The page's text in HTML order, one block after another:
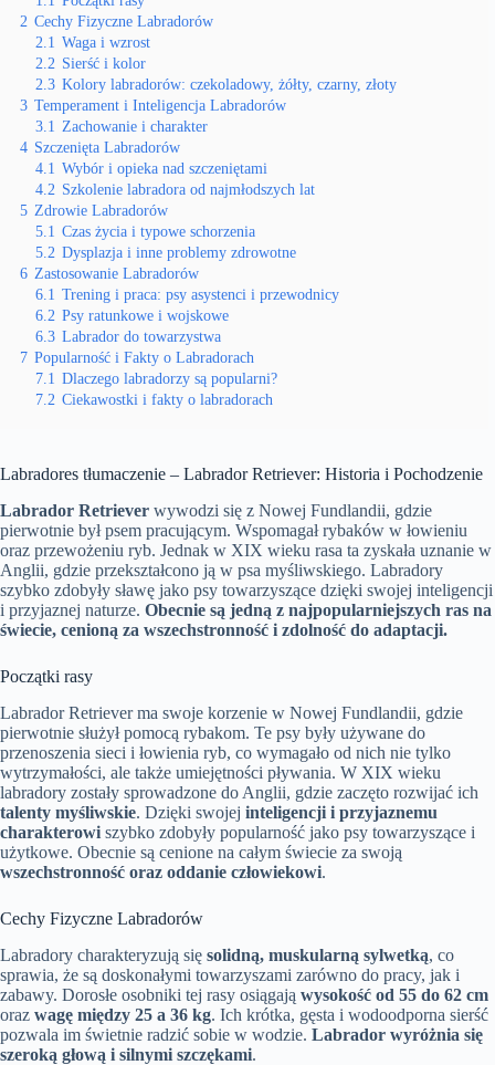
2 Cechy Fizyczne Labradorów
2.1 Waga i wzrost
2.2 Sierść i kolor
2.3 Kolory labradorów: czekoladowy, żółty, czarny, złoty
3 Temperament i Inteligencja Labradorów
3.1 Zachowanie i charakter
4 Szczenięta Labradorów
4.1 Wybór i opieka nad szczeniętami
4.2 Szkolenie labradora od najmłodszych lat
5 Zdrowie Labradorów
5.1 Czas życia i typowe schorzenia
5.2 Dysplazja i inne problemy zdrowotne
6 Zastosowanie Labradorów
6.1 Trening i praca: psy asystenci i przewodnicy
6.2 Psy ratunkowe i wojskowe
6.3 Labrador do towarzystwa
7 Popularność i Fakty o Labradorach
7.1 Dlaczego labradorzy są popularni?
7.2 Ciekawostki i fakty o labradorach
Labradores tłumaczenie – Labrador Retriever: Historia i Pochodzenie
Labrador Retriever wywodzi się z Nowej Fundlandii, gdzie
pierwotnie był psem pracującym. Wspomagał rybaków w łowieniu
oraz przewożeniu ryb. Jednak w XIX wieku rasa ta zyskała uznanie w
Anglii, gdzie przekształcono ją w psa myśliwskiego. Labradory
szybko zdobyły sławę jako psy towarzyszące dzięki swojej inteligencji
i przyjaznej naturze. Obecnie są jedną z najpopularniejszych ras na
świecie, cenioną za wszechstronność i zdolność do adaptacji.
Początki rasy
Labrador Retriever ma swoje korzenie w Nowej Fundlandii, gdzie
pierwotnie służył pomocą rybakom. Te psy były używane do
przenoszenia sieci i łowienia ryb, co wymagało od nich nie tylko
wytrzymałości, ale także umiejętności pływania. W XIX wieku
labradory zostały sprowadzone do Anglii, gdzie zaczęto rozwijać ich
talenty myśliwskie. Dzięki swojej inteligencji i przyjaznemu
charakterowi szybko zdobyły popularność jako psy towarzyszące i
użytkowe. Obecnie są cenione na całym świecie za swoją
wszechstronność oraz oddanie człowiekowi.
Cechy Fizyczne Labradorów
Labradory charakteryzują się solidną, muskularną sylwetką, co
sprawia, że są doskonałymi towarzyszami zarówno do pracy, jak i
zabawy. Dorosłe osobniki tej rasy osiągają wysokość od 55 do 62 cm
oraz wagę między 25 a 36 kg. Ich krótka, gęsta i wodoodporna sierść
pozwala im świetnie radzić sobie w wodzie. Labrador wyróżnia się
szeroką głową i silnymi szczękami.